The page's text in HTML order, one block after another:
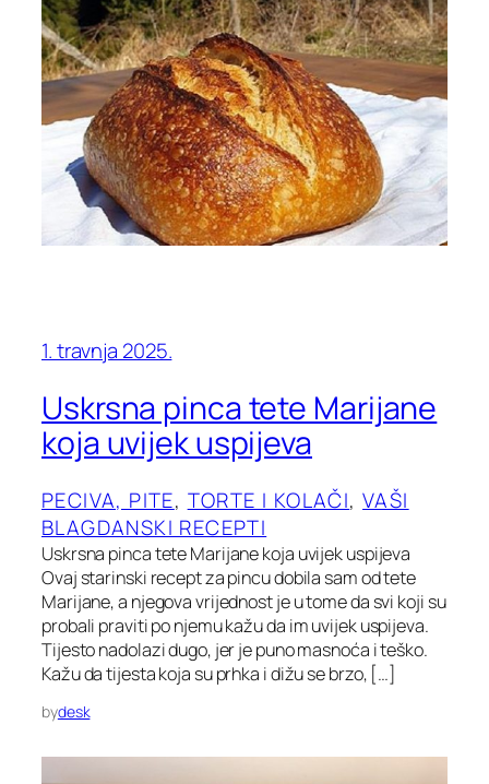
1. travnja 2025.
Uskrsna pinca tete Marijane
koja uvijek uspijeva
PECIVA, PITE, TORTE I KOLAČI, VAŠI
BLAGDANSKI RECEPTI
Uskrsna pinca tete Marijane koja uvijek uspijeva
Ovaj starinski recept za pincu dobila sam od tete
Marijane, a njegova vrijednost je u tome da svi koji su
probali praviti po njemu kažu da im uvijek uspijeva.
Tijesto nadolazi dugo, jer je puno masnoća i teško.
Kažu da tijesta koja su prhka i dižu se brzo, […]
bydesk